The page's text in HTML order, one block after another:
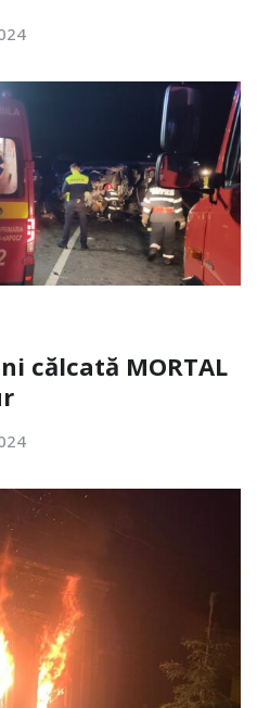
călcată MORTAL